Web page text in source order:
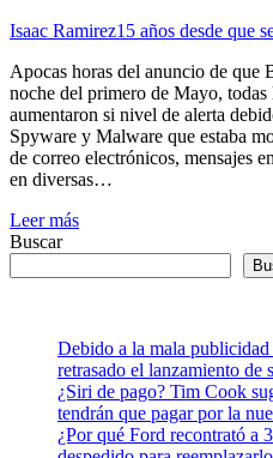
Isaac Ramirez15 años desde que
Apocas horas del anuncio de que
noche del primero de Mayo, todas
aumentaron si nivel de alerta
Spyware y Malware que estaba
de correo electrónicos, mensajes
en diversas…
Leer más
Buscar
Debido a la mala
retrasado el lanzamiento de
¿Siri de pago? Tim Cook
tendrán que pagar por la
¿Por qué Ford recontrató a